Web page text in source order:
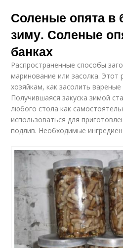
Соленые опята в
зиму. Соленые
банках
Распространенные способы
маринование или засолка. Этот
хозяйкам, как засолить
Получившаяся закуска зимой
любого стола как
использоваться для
подлив. Необходимые